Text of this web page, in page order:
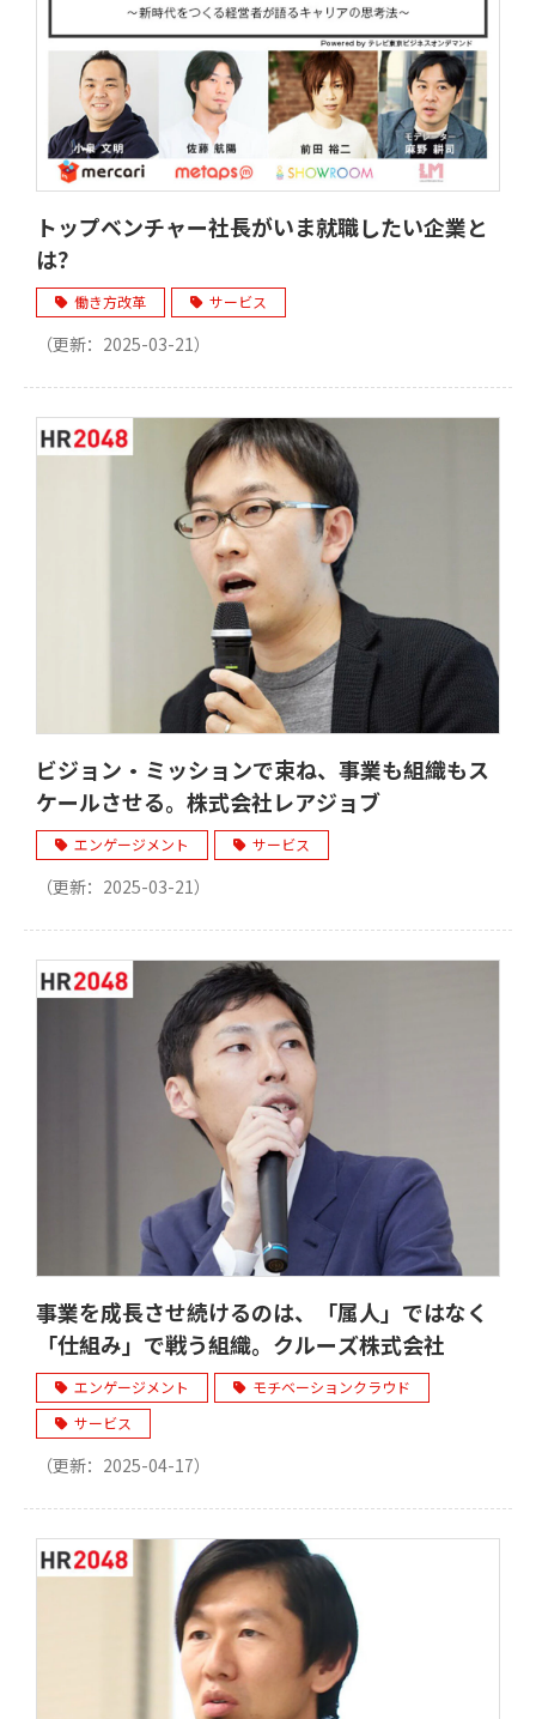
トップベンチャー社長がいま就職したい企業と
は？
働き方改革 サービス
（更新： 2025-03-21）
ビジョン・ミッションで束ね、事業も組織もス
ケールさせる。株式会社レアジョブ
エンゲージメント サービス
（更新： 2025-03-21）
事業を成長させ続けるのは、「属人」ではなく
「仕組み」で戦う組織。クルーズ株式会社
エンゲージメント
モチベーションクラウド
サービス
（更新： 2025-04-17）